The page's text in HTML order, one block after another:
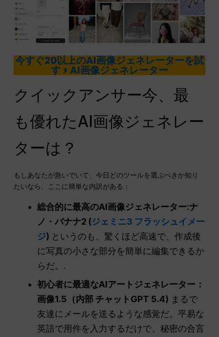
今すぐ20以上のAI画像ジェネレーターを試
す > AI画像ジェネレーター
クイックアンサー今、最
も優れたAI画像ジェネレー
ターは？
もしあなたが急いでいて、今日どのツールを選ぶべきか知り
たいなら、ここに簡単な内訳がある：
総合的に最高のAI画像ジェネレーター:ナ
ノ・バナナ2 (ジェミニ3 フラッシュイメー
ジ) というのも、驚くほど高速で、作成後
に写真の小さな部分を簡単に編集できるか
らだ。.
初心者に最適なAIアートジェネレーター：
画像1.5（内部 チャットGPT 5.4) まるで
友達にメールを送るような感覚だ。平易な
英語で用件を入力するだけで、秘密の合言